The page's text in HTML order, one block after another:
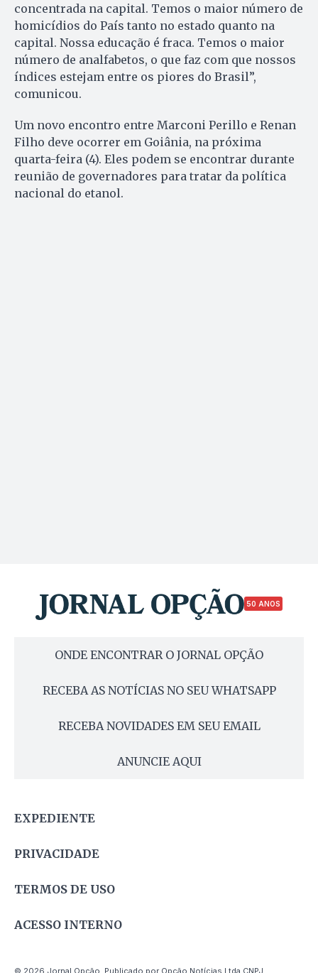
concentrada na capital. Temos o maior número de
homicídios do País tanto no estado quanto na
capital. Nossa educação é fraca. Temos o maior
número de analfabetos, o que faz com que nossos
índices estejam entre os piores do Brasil”,
comunicou.
Um novo encontro entre Marconi Perillo e Renan
Filho deve ocorrer em Goiânia, na próxima
quarta-feira (4). Eles podem se encontrar durante
reunião de governadores para tratar da política
nacional do etanol.
50 ANOS
ONDE ENCONTRAR O JORNAL OPÇÃO
RECEBA AS NOTÍCIAS NO SEU WHATSAPP
RECEBA NOVIDADES EM SEU EMAIL
ANUNCIE AQUI
EXPEDIENTE
PRIVACIDADE
TERMOS DE USO
ACESSO INTERNO